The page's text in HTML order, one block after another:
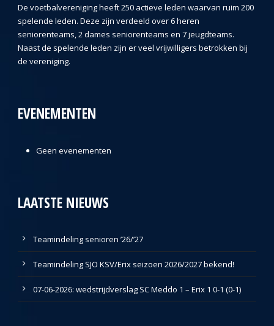
De voetbalvereniging heeft 250 actieve leden waarvan ruim 200
spelende leden. Deze zijn verdeeld over 6 heren
seniorenteams, 2 dames seniorenteams en 7 jeugdteams.
Naast de spelende leden zijn er veel vrijwilligers betrokken bij
de vereniging.
EVENEMENTEN
Geen evenementen
LAATSTE NIEUWS
Teamindeling senioren ’26/’27
Teamindeling SJO KSV/Erix seizoen 2026/2027 bekend!
07-06-2026: wedstrijdverslag SC Meddo 1 – Erix 1 0-1 (0-1)